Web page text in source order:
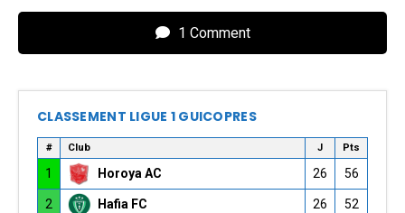
1 Comment
CLASSEMENT LIGUE 1 GUICOPRES
# Club J Pts
1 Horoya AC 26 56
2 Hafia FC 26 52